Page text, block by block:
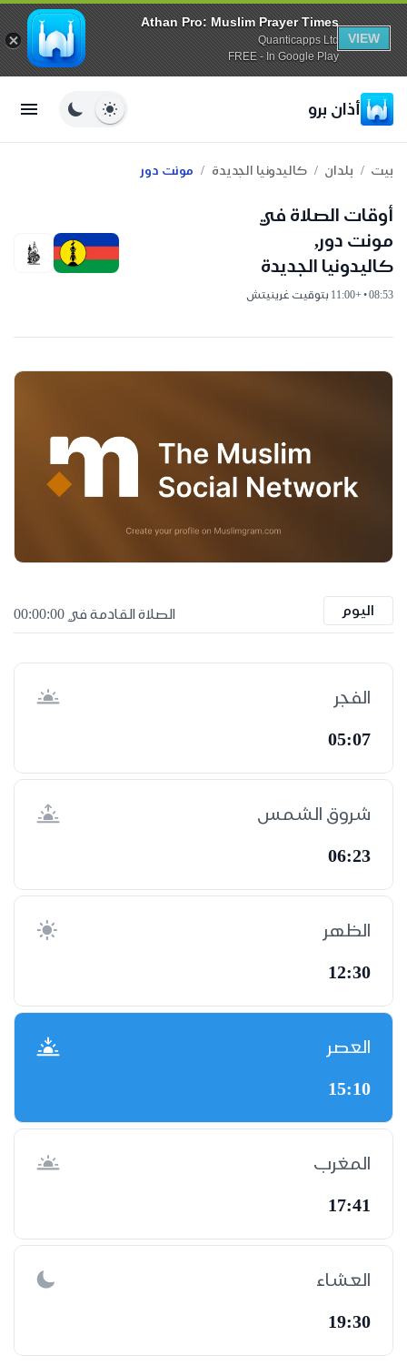
Athan Pro: Muslim Prayer Times
Quanticapps Ltd
FREE - In Google Play
VIEW
أذان برو
بيت / بلدان / كاليدونيا الجديدة / مونت دور
أوقات الصلاة في
مونت دور,
كاليدونيا الجديدة
08:53 • +11:00 بتوقيت غرينيتش
اليوم الصلاة القادمة في 00:00:00
الفجر
05:07
شروق الشمس
06:23
الظهر
12:30
العصر
15:10
المغرب
17:41
العشاء
19:30